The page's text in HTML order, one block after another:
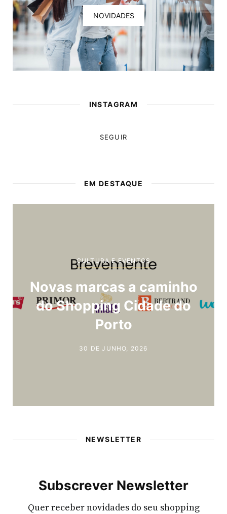
NOVIDADES
INSTAGRAM
SEGUIR
EM DESTAQUE
CULTURA E EVENTOS
Novas marcas a caminho
do Shopping Cidade do
Porto
30 DE JUNHO, 2026
NEWSLETTER
Subscrever Newsletter
Quer receber novidades do seu shopping